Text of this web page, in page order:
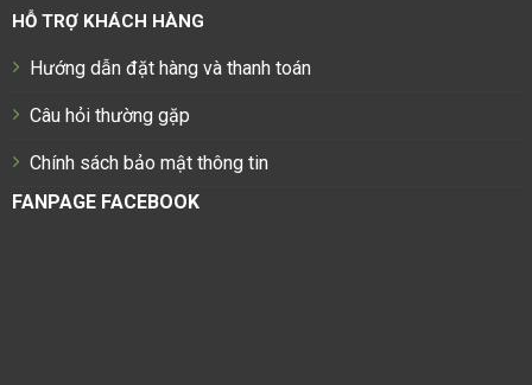
HỖ TRỢ KHÁCH HÀNG
Hướng dẫn đặt hàng và thanh toán
Câu hỏi thường gặp
Chính sách bảo mật thông tin
FANPAGE FACEBOOK